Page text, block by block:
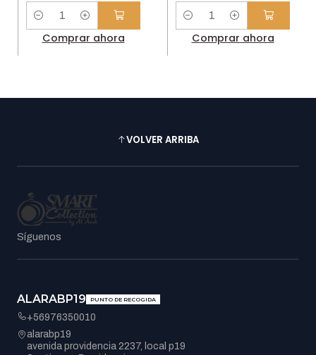
Cantidad
Comprar ahora
Cantidad
Comprar ahora
VOLVER ARRIBA
Síguenos
ALARABP19 PUNTO DE RECOGIDA
+56976350010
alarabp19
avenida providencia 2237, local p19